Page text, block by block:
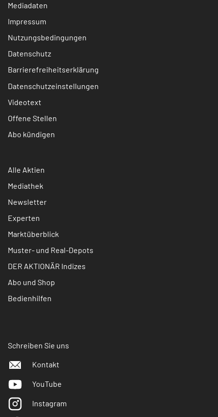
Mediadaten
Impressum
Nutzungsbedingungen
Datenschutz
Barrierefreiheitserklärung
Datenschutzeinstellungen
Videotext
Offene Stellen
Abo kündigen
Alle Aktien
Mediathek
Newsletter
Experten
Marktüberblick
Muster- und Real-Depots
DER AKTIONÄR Indizes
Abo und Shop
Bedienhilfen
Schreiben Sie uns
Kontakt
YouTube
Instagram